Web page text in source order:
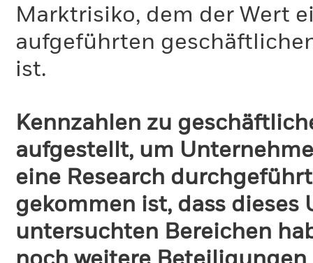
Marktrisiko, dem der Wert
aufgeführten
ist.
Kennzahlen zu
aufgestellt, um
eine Research
gekommen ist, dass
untersuchten Bereichen